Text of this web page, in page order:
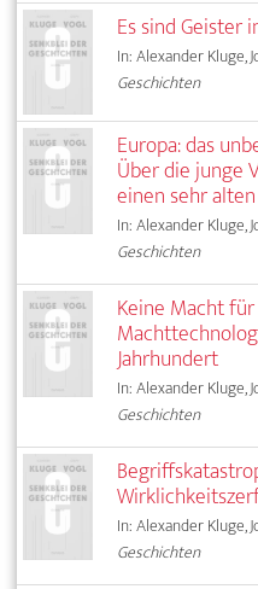
Es sind Geister
In: Alexander Kluge,
Geschichten
Europa: das
Über die junge
einen sehr
In: Alexander Kluge,
Geschichten
Keine Macht
Jahrhundert
In: Alexander Kluge,
Geschichten
In: Alexander Kluge,
Geschichten